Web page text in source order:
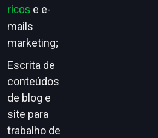
ricos e e-
mails
marketing;
Escrita de
conteúdos
de blog e
site para
trabalho de